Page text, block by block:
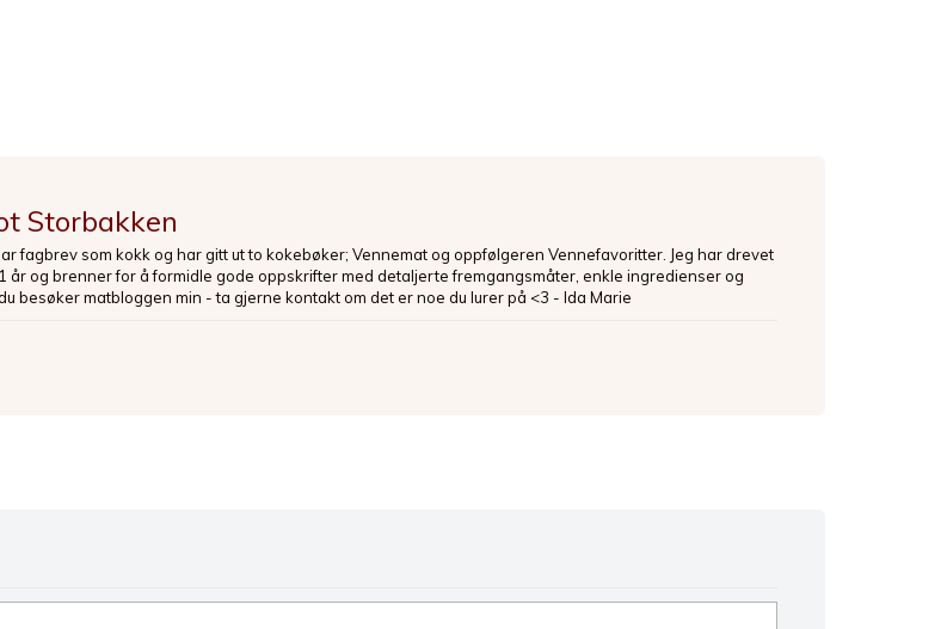
Storbakken
fagbrev som kokk og har gitt ut to kokebøker; Vennemat og oppfølgeren Vennefavoritter. Jeg har drevet
år og brenner for å formidle gode oppskrifter med detaljerte fremgangsmåter, enkle ingredienser og
besøker matbloggen min - ta gjerne kontakt om det er noe du lurer på <3 - Ida Marie